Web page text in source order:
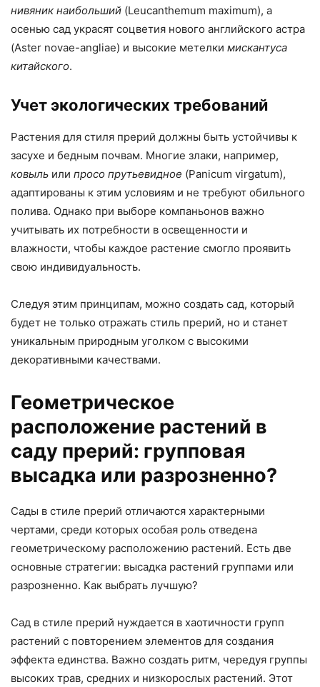
нивяник наибольший (Leucanthemum maximum), а
осенью сад украсят соцветия нового английского астра
(Aster novae-angliae) и высокие метелки мискантуса
китайского.
Учет экологических требований
Растения для стиля прерий должны быть устойчивы к
засухе и бедным почвам. Многие злаки, например,
ковыль или просо прутьевидное (Panicum virgatum),
адаптированы к этим условиям и не требуют обильного
полива. Однако при выборе компаньонов важно
учитывать их потребности в освещенности и
влажности, чтобы каждое растение смогло проявить
свою индивидуальность.
Следуя этим принципам, можно создать сад, который
будет не только отражать стиль прерий, но и станет
уникальным природным уголком с высокими
декоративными качествами.
Геометрическое
расположение растений в
саду прерий: групповая
высадка или разрозненно?
Сады в стиле прерий отличаются характерными
чертами, среди которых особая роль отведена
геометрическому расположению растений. Есть две
основные стратегии: высадка растений группами или
разрозненно. Как выбрать лучшую?
Сад в стиле прерий нуждается в хаотичности групп
растений с повторением элементов для создания
эффекта единства. Важно создать ритм, чередуя группы
высоких трав, средних и низкорослых растений. Этот